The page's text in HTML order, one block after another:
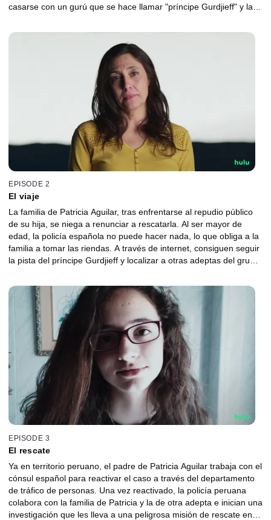
casarse con un gurú que se hace llamar "príncipe Gurdjieff" y la
familia inicia una investigación y una campaña en las redes
sociales tanto en España como en Perú y no desiste en su
empeño de recuperar a su hija, aunque la propia Patricia les
repudie tanto en privado como en público.
EPISODE 2
El viaje
La familia de Patricia Aguilar, tras enfrentarse al repudio público
de su hija, se niega a renunciar a rescatarla. Al ser mayor de
edad, la policía española no puede hacer nada, lo que obliga a la
familia a tomar las riendas. A través de internet, consiguen seguir
la pista del príncipe Gurdjieff y localizar a otras adeptas del grupo
paso decisivo: viajará a Perú y no regresará a España hasta
encontrar a su hija. Mientras tanto, Patricia se va dando cuenta
de que las promesas del gurú no reflejan la realidad de la secta.
EPISODE 3
El rescate
Ya en territorio peruano, el padre de Patricia Aguilar trabaja con el
cónsul español para reactivar el caso a través del departamento
de tráfico de personas. Una vez reactivado, la policía peruana
colabora con la familia de Patricia y la de otra adepta e inician una
investigación que les lleva a una peligrosa misión de rescate en la